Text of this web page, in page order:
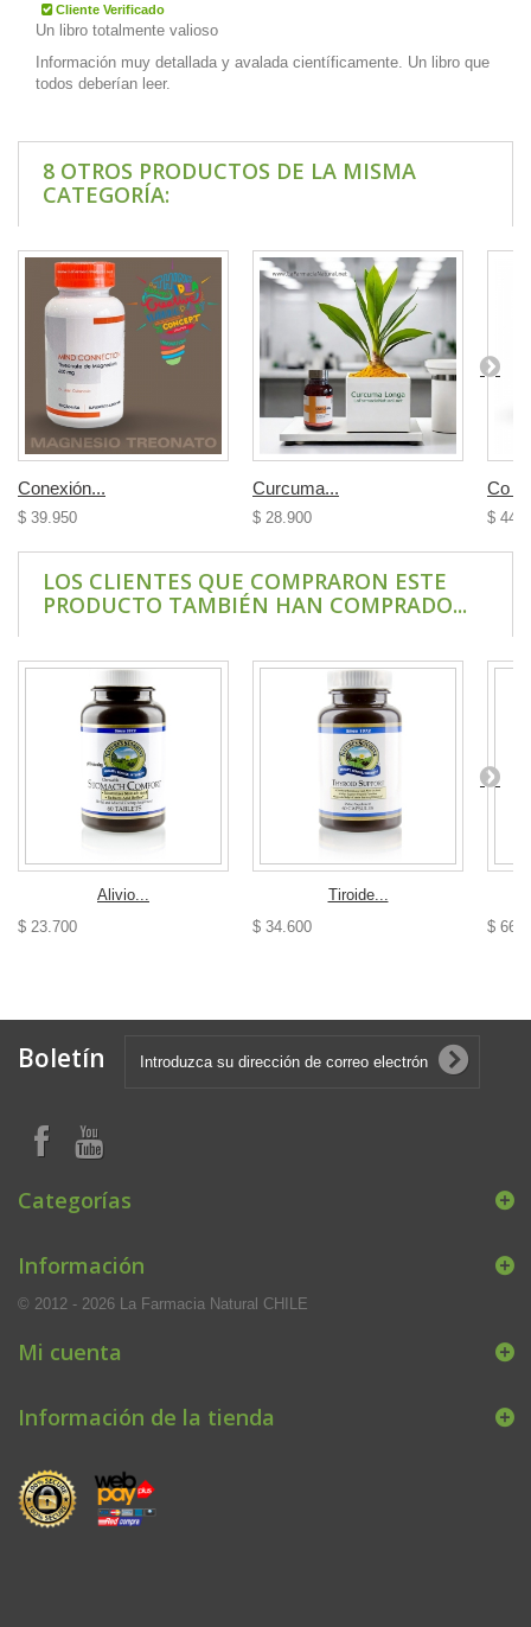
Cliente Verificado
Un libro totalmente valioso
Información muy detallada y avalada científicamente. Un libro que
todos deberían leer.
8 OTROS PRODUCTOS DE LA MISMA
CATEGORÍA:
Conexión...
$ 39.950
Curcuma...
$ 28.900
Co
$
LOS CLIENTES QUE COMPRARON ESTE
PRODUCTO TAMBIÉN HAN COMPRADO...
Alivio...
$ 23.700
Tiroide...
$ 34.600
$
Boletín
Categorías
Información
© 2012 - 2026 La Farmacia Natural CHILE
Mi cuenta
Información de la tienda